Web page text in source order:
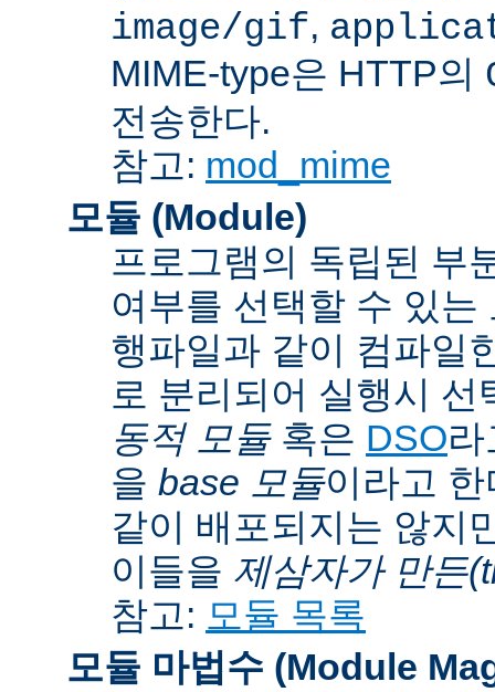
image/gif,
MIME-type은 HTTP의
전송한다.
참고: mod_mime
모듈 (Module)
프로그램의 독립된 부
여부를 선택할 수 있
행파일과 같이 컴파일
로 분리되어 실행시
동적 모듈혹은 DSO
을 base 모듈이라고
같이 배포되지는 않지
이들을 제삼자가 만든
참고: 모듈 목록
모듈 마법수 (Module